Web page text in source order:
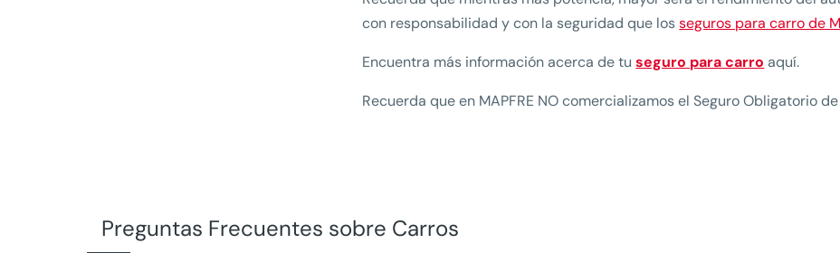
con responsabilidad y con la seguridad que losseguros para carro de
Encuentra más información acerca de tuseguro para carro aquí.
Recuerda que en MAPFRE NO comercializamos el Seguro Obligatorio
Preguntas Frecuentes sobre Carros